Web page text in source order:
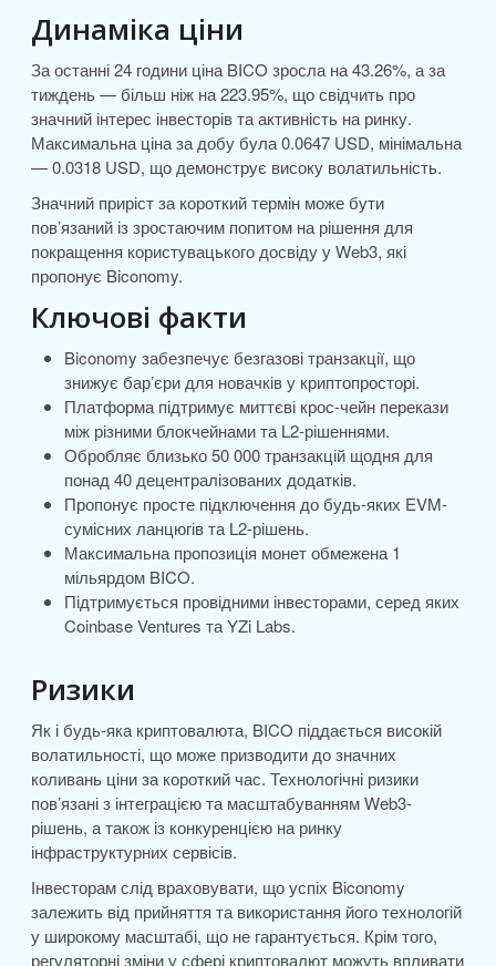
Динаміка ціни
За останні 24 години ціна BICO зросла на 43.26%, а за
тиждень — більш ніж на 223.95%, що свідчить про
значний інтерес інвесторів та активність на ринку.
Максимальна ціна за добу була 0.0647 USD, мінімальна
— 0.0318 USD, що демонструє високу волатильність.
Значний приріст за короткий термін може бути
пов’язаний із зростаючим попитом на рішення для
покращення користувацького досвіду у Web3, які
пропонує Biconomy.
Ключові факти
Biconomy забезпечує безгазові транзакції, що
знижує бар’єри для новачків у криптопросторі.
Платформа підтримує миттєві крос-чейн перекази
між різними блокчейнами та L2-рішеннями.
Обробляє близько 50 000 транзакцій щодня для
понад 40 децентралізованих додатків.
Пропонує просте підключення до будь-яких EVM-
сумісних ланцюгів та L2-рішень.
Максимальна пропозиція монет обмежена 1
мільярдом BICO.
Підтримується провідними інвесторами, серед яких
Coinbase Ventures та YZi Labs.
Ризики
Як і будь-яка криптовалюта, BICO піддається високій
волатильності, що може призводити до значних
коливань ціни за короткий час. Технологічні ризики
пов’язані з інтеграцією та масштабуванням Web3-
рішень, а також із конкуренцією на ринку
інфраструктурних сервісів.
Інвесторам слід враховувати, що успіх Biconomy
залежить від прийняття та використання його технологій
у широкому масштабі, що не гарантується. Крім того,
регуляторні зміни у сфері криптовалют можуть впливати